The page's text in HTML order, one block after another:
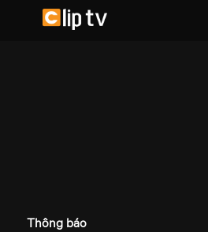
Thông báo